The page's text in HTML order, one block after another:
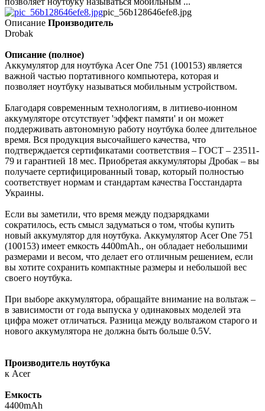
pic_56b128646efe8.jpg
Описание Производитель
Drobak
Описание (полное)
Аккумулятор для ноутбука Acer One 751 (100153) является
важной частью портативного компьютера, которая и
позволяет ноутбуку называться мобильным устройством.
Благодаря современным технологиям, в литиево-ионном
аккумуляторе отсутствует 'эффект памяти' и он может
поддерживать автономную работу ноутбука более длительное
время. Вся продукция высочайшего качества, что
подтверждается сертификатами соответствия – ГОСТ – 23511-
79 и гарантией 18 мес. Приобретая аккумуляторы Дробак – вы
получаете сертифицированный товар, который полностью
соответствует нормам и стандартам качества Госстандарта
Украины.
Если вы заметили, что время между подзарядками
сократилось, есть смысл задуматься о том, чтобы купить
новый аккумулятор для ноутбука. Аккумулятор Acer One 751
(100153) имеет емкость 4400mAh., он обладает небольшими
размерами и весом, что делает его отличным решением, если
вы хотите сохранить компактные размеры и небольшой вес
своего ноутбука.
При выборе аккумулятора, обращайте внимание на вольтаж –
в зависимости от года выпуска у одинаковых моделей эта
цифра может отличаться. Разница между вольтажом старого и
нового аккумулятора не должна быть больше 0.5V.
Производитель ноутбука
к Acer
Емкость
4400mAh